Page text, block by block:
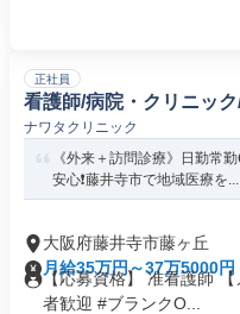
正社員
看護師/病院・クリニッ
ナワタクリニック
《外来＋訪問診療》日勤常
安心❗️藤井寺市で地域医療を...
大阪府藤井寺市藤ヶ丘
月給35万円～37万5000円
【応募資格】 准看護師
者歓迎 #ブランクO...